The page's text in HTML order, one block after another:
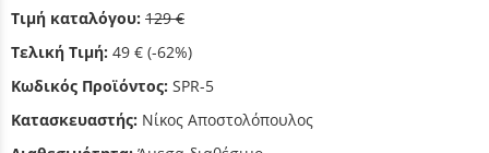
Τιμή καταλόγου: 129 €
Τελική Τιμή: 49 € (-62%)
Κωδικός Προϊόντος: SPR-5
Κατασκευαστής: Νίκος Αποστολόπουλος